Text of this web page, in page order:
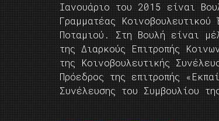
Ιανουάριο του 2015 είναι
Γραμματέας
Ποταμιού. Στη Βουλή είναι
της Διαρκούς Επιτροπής
της Κοινοβουλευτικής
Πρόεδρος της επιτροπής
Συνέλευσης του Συμβουλίου